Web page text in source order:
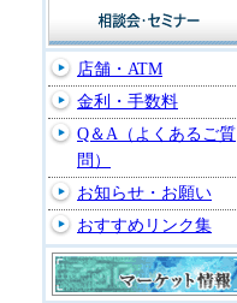
店舗・ATM
金利・手数料
Q＆A（よくあるご質
問）
お知らせ・お願い
おすすめリンク集